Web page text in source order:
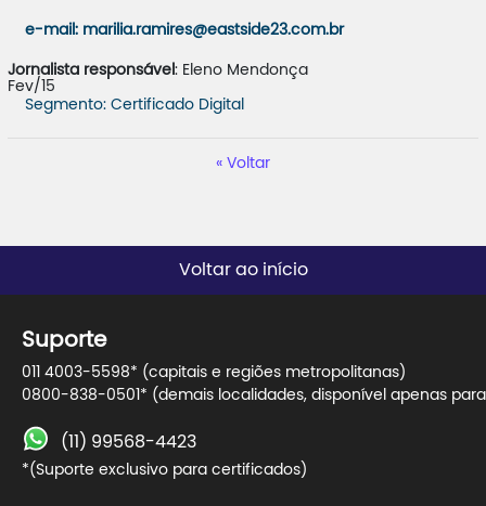
e-mail : marilia.ramires@eastside23.com.br
Jornalista responsável : Eleno Mendonça
Fev/15
Segmento: Certificado Digital
Voltar
Voltar ao início
Suporte
011 4003-5598* (capitais e regiões metropolitanas)
0800-838-0501* (demais localidades, disponível apenas
(11) 99568-4423
*(Suporte exclusivo para certificados)